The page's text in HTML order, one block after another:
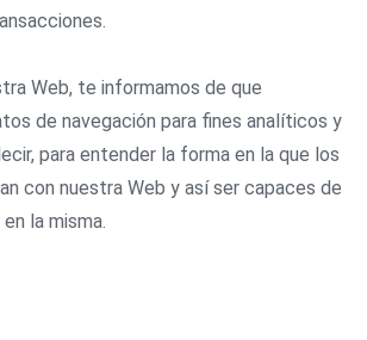
Web, te informamos de que
de navegación para fines analíticos y
para entender la forma en la que los
con nuestra Web y así ser capaces de
la misma.